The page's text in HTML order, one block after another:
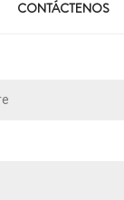
CONTÁCTENOS